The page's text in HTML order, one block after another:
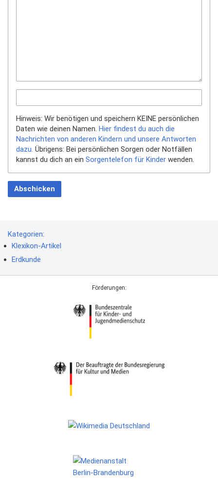
Hinweis: Wir benötigen und speichern KEINE persönlichen
Daten wie deinen Namen. Hier findest du auch die
Nachrichten von anderen Kindern und unsere Antworten
dazu. Übrigens: Bei persönlichen Sorgen oder Notfällen
kannst du dich an ein Sorgentelefon für Kinder wenden.
Abschicken
Kategorien:
Klexikon-Artikel
Erdkunde
Förderungen: